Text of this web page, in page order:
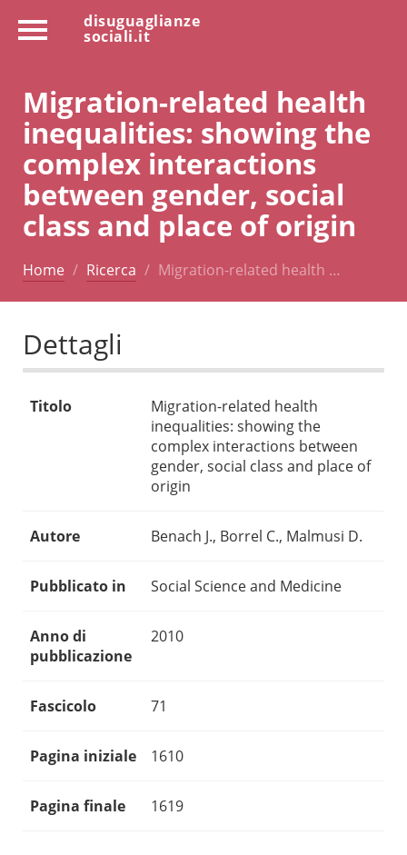
disuguaglianze
sociali.it
Migration-related health
inequalities: showing the
complex interactions
between gender, social
class and place of origin
Home Ricerca Migration-related health …
Dettagli
Titolo
Migration-related health
inequalities: showing the
complex interactions between
gender, social class and place of
origin
Autore Benach J., Borrel C., Malmusi D.
Pubblicato in Social Science and Medicine
Anno di
pubblicazione
2010
Fascicolo 71
Pagina iniziale 1610
Pagina finale 1619